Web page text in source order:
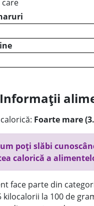
Informații
Foarte mare
poți slăbi
calorică a
face parte din
kilocalorii la 100 de